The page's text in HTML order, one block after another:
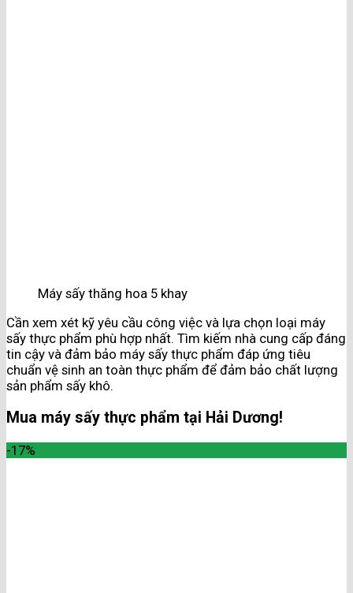
Máy sấy thăng hoa 5 khay
Cần xem xét kỹ yêu cầu công việc và lựa chọn loại máy
sấy thực phẩm phù hợp nhất. Tìm kiếm nhà cung cấp đáng
tin cậy và đảm bảo máy sấy thực phẩm đáp ứng tiêu
chuẩn vệ sinh an toàn thực phẩm để đảm bảo chất lượng
sản phẩm sấy khô.
Mua máy sấy thực phẩm tại Hải Dương!
-17%